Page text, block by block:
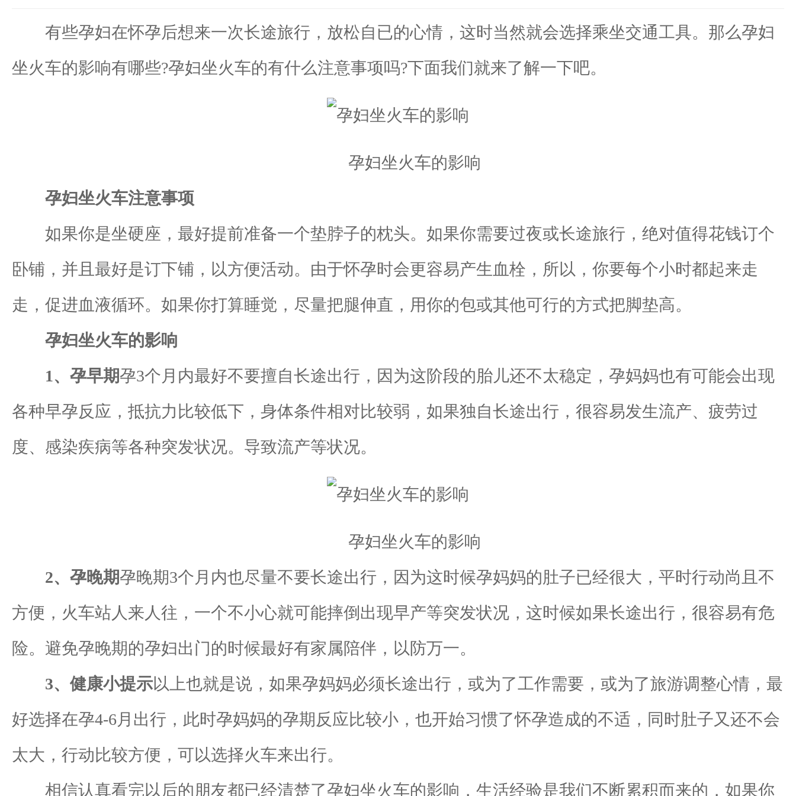
有些孕妇在怀孕后想来一次长途旅行，放松自已的心情，这时当然就会选择乘坐交通工具。那么孕妇
坐火车的影响有哪些?孕妇坐火车的有什么注意事项吗?下面我们就来了解一下吧。
孕妇坐火车的影响
孕妇坐火车注意事项
如果你是坐硬座，最好提前准备一个垫脖子的枕头。如果你需要过夜或长途旅行，绝对值得花钱订个
卧铺，并且最好是订下铺，以方便活动。由于怀孕时会更容易产生血栓，所以，你要每个小时都起来走
走，促进血液循环。如果你打算睡觉，尽量把腿伸直，用你的包或其他可行的方式把脚垫高。
孕妇坐火车的影响
1、孕早期孕3个月内最好不要擅自长途出行，因为这阶段的胎儿还不太稳定，孕妈妈也有可能会出现
各种早孕反应，抵抗力比较低下，身体条件相对比较弱，如果独自长途出行，很容易发生流产、疲劳过
度、感染疾病等各种突发状况。导致流产等状况。
孕妇坐火车的影响
2、孕晚期孕晚期3个月内也尽量不要长途出行，因为这时候孕妈妈的肚子已经很大，平时行动尚且不
方便，火车站人来人往，一个不小心就可能摔倒出现早产等突发状况，这时候如果长途出行，很容易有危
险。避免孕晚期的孕妇出门的时候最好有家属陪伴，以防万一。
3、健康小提示以上也就是说，如果孕妈妈必须长途出行，或为了工作需要，或为了旅游调整心情，最
好选择在孕4-6月出行，此时孕妈妈的孕期反应比较小，也开始习惯了怀孕造成的不适，同时肚子又还不会
太大，行动比较方便，可以选择火车来出行。
相信认真看完以后的朋友都已经清楚了孕妇坐火车的影响，生活经验是我们不断累积而来的，如果你